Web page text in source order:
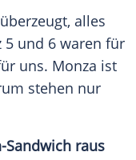
alles
5 und 6 waren für
uns. Monza ist
stehen nur
Sandwich raus